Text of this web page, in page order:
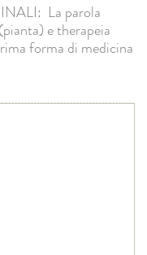
La parola
e therapeia
forma di medicina